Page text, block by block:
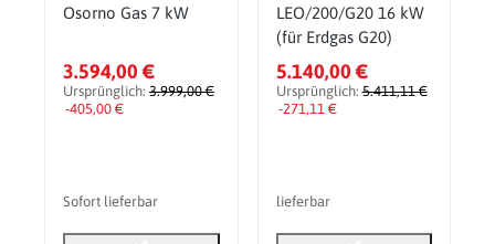
Osorno Gas 7 kW
3.594,00 €
Ursprünglich: 3.999,00 €
-405,00 €
Sofort lieferbar
LEO/200/G20 16 kW
(für Erdgas G20)
5.140,00 €
Ursprünglich:5.411,11 €
-271,11 €
lieferbar